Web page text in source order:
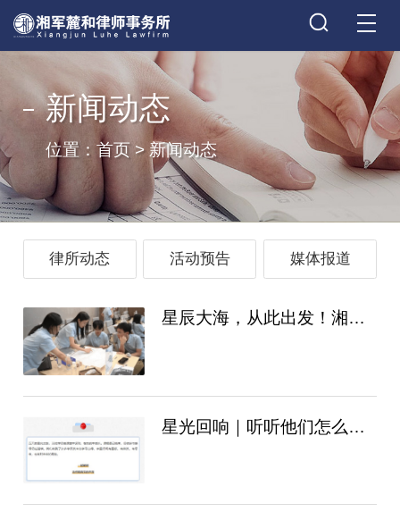
新闻动态
位置：首页 > 新闻动态
律所动态 活动预告 媒体报道
星辰大海，从此出发！湘军麓和2026星光计划..
星光回响｜听听他们怎么说？